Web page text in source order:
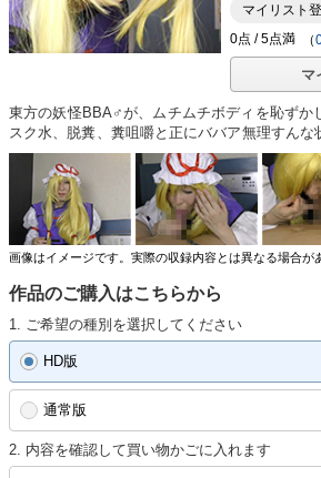
マイリスト
（
マ
東方の妖怪BBA♂が、ムチムチボディを恥ずか
スク水、脱糞、糞咀嚼と正にババア無理すん
なたはこう思うでしょう。ババア結婚してくれ
の、昼下がりの事であった。【1、2】あなた
分）でチンポにむしゃぶりつくゆかりん【3
ン、アナルで感じまくり最後には、イクイク！
ここからが本編正念場、イチジク、浣腸、
【5】スク水での着衣放尿もほどほどに、先ほ
にピースしちゃってんの！？（約5分）
画像はイメージです。実際の収録内容とは異なる場合が
作品のご購入はこちらから
1. ご希望の種別を選択してください
HD版
通常版
2. 内容を確認して買い物かごに入れます